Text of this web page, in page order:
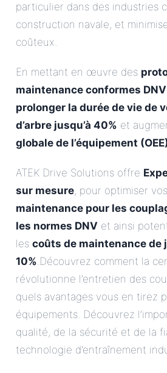
particulier dans des industries
construction navale, et
coûteux.
En mettant en œuvre des
maintenance conformes DNV
prolonger la durée de vie de
d’arbre jusqu’à 40% et
globale de l’équipement
ATEK Drive Solutions offre
sur mesure, pour optimiser vos
maintenance pour les
les normes DNV et ainsi
les coûts de maintenance de
10%.Découvrez comment la
révolutionne l’entretien des
quels avantages vous en tirez
équipements. Découvrez
qualité, de la sécurité et de la
technologie d’entraînement